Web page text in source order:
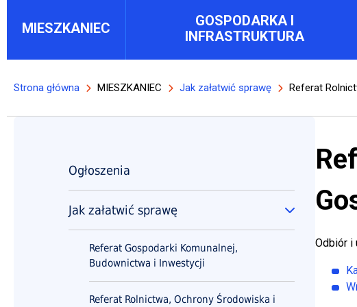
MIESZKANIEC
GOSPODARKA I
INFRASTRUKTURA
Ścieżka nawigacyjna
Strona główna MIESZKANIEC Jak załatwić sprawę Referat
Ogłoszenia
Jak załatwić sprawę Zwiń menu
Referat Gospodarki Komunalnej,
Budownictwa i Inwestycji
Referat Rolnictwa, Ochrony Środowiska i
Odbiór i